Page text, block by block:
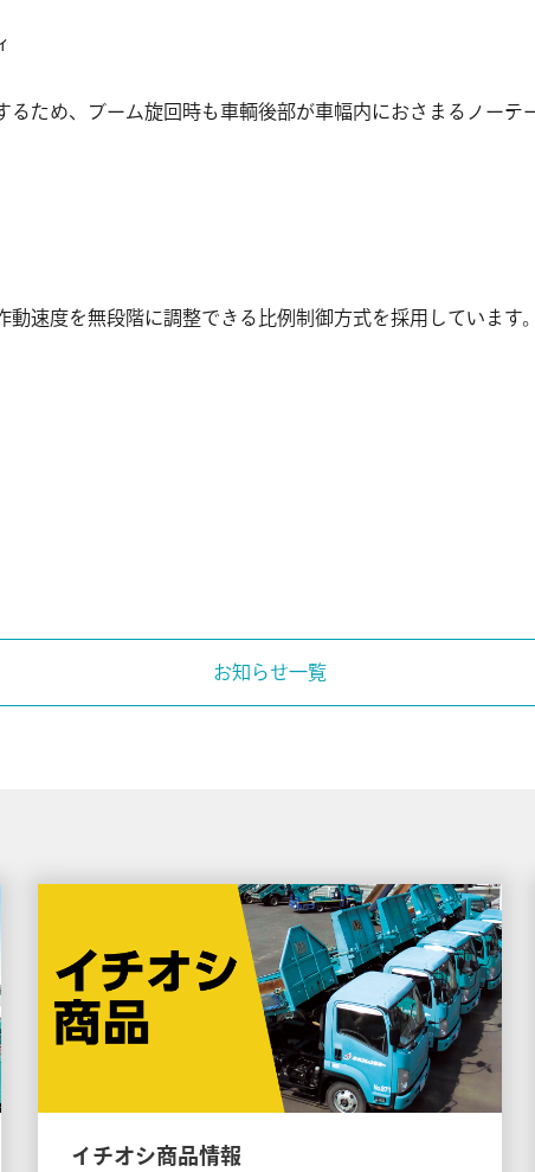
ため、ブーム旋回時も車輌後部が車幅内におさまるノーテ
速度を無段階に調整できる比例制御方式を採用しています
お知らせ一覧
イチオシ商品情報